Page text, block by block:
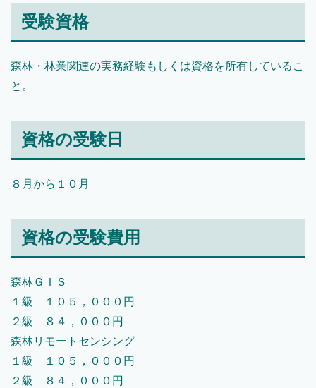
受験資格
森林・林業関連の実務経験もしくは資格を所有しているこ
と。
資格の受験日
８月から１０月
資格の受験費用
森林ＧＩＳ
１級 １０５，０００円
２級 ８４，０００円
森林リモートセンシング
１級 １０５，０００円
２級 ８４，０００円